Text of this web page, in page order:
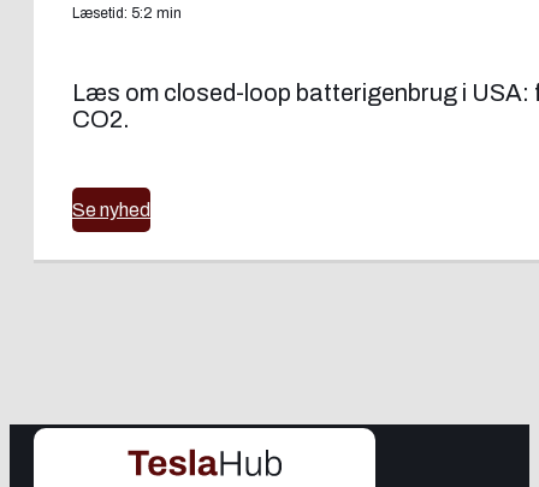
Læsetid: 5:2 min
Læs om closed-loop batterigenbrug i USA:
CO2.
Se nyhed